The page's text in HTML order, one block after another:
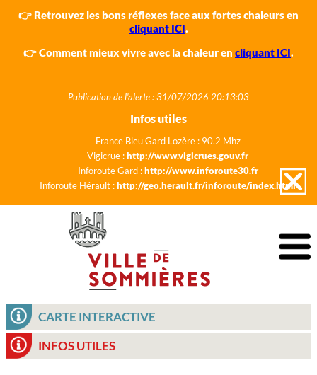
👉 Retrouvez les bons réflexes face aux fortes chaleurs en
cliquant ICI.
👉 Comment mieux vivre avec la chaleur en cliquant ICI.
Publication de l'alerte : 31/07/2026 20:13:03
Infos utiles
France Bleu Gard Lozère : 90.2 Mhz
Vigicrue :http://www.vigicrues.gouv.fr
Inforoute Gard :http://www.inforoute30.fr
Inforoute Hérault :http://geo.herault.fr/inforoute/index.html
CARTE INTERACTIVE
INFOS UTILES